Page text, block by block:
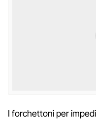
I forchettoni per